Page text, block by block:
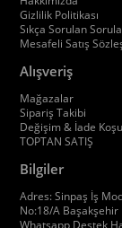
Gizlilik Politikası
Sıkça Sorulan
Mesafeli Satış
Alışveriş
Mağazalar
Sipariş Takibi
Değişim & İade
TOPTAN SATIŞ
Bilgiler
Adres: Sinpaş İş
No:18/A Başakşehir
Whatsapp Destek